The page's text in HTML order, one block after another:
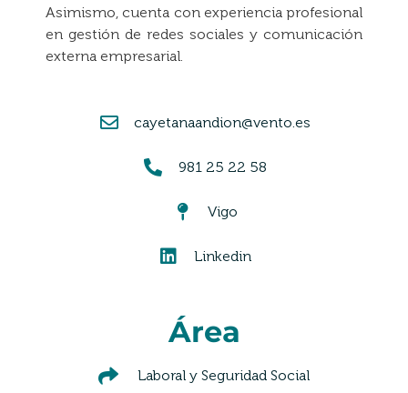
Asimismo, cuenta con experiencia profesional
en gestión de redes sociales y comunicación
externa empresarial.
cayetanaandion@vento.es
981 25 22 58
Vigo
Linkedin
Área
Laboral y Seguridad Social